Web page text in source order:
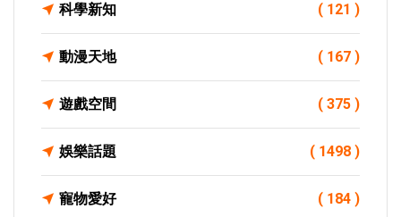
科學新知 ( 121 )
動漫天地 ( 167 )
遊戲空間 ( 375 )
娛樂話題 ( 1498 )
寵物愛好 ( 184 )